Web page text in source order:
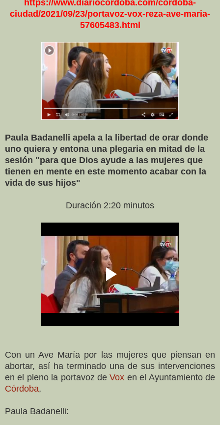
https://www.diariocordoba.com/cordoba-
ciudad/2021/09/23/portavoz-vox-reza-ave-maria-
57605483.html
Paula Badanelli apela a la libertad de orar donde
uno quiera y entona una plegaria en mitad de la
sesión "para que Dios ayude a las mujeres que
tienen en mente en este momento acabar con la
vida de sus hijos"
Duración 2:20 minutos
Con un Ave María por las mujeres que piensan en
abortar, así ha terminado una de sus intervenciones
en el pleno la portavoz deVox en el Ayuntamiento de
Córdoba,
Paula Badanelli: